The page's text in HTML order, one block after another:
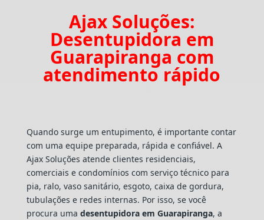
Ajax Soluções:
Desentupidora em
Guarapiranga com
atendimento rápido
Quando surge um entupimento, é importante contar
com uma equipe preparada, rápida e confiável. A
Ajax Soluções atende clientes residenciais,
comerciais e condomínios com serviço técnico para
pia, ralo, vaso sanitário, esgoto, caixa de gordura,
tubulações e redes internas. Por isso, se você
procura uma desentupidora em Guarapiranga, a